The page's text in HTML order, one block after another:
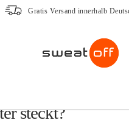
Gratis Versand innerhalb Deutschlands*
So funktioniert’s
Schwitzen ohne
steckt?